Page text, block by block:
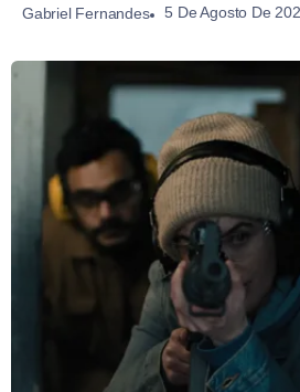
Gabriel Fernandes 5 De Agosto De